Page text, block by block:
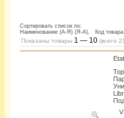
Сортировать список по:
Наименование (А-Я) (Я-А), Код
Показаны товары 1 — 10 (всего
V